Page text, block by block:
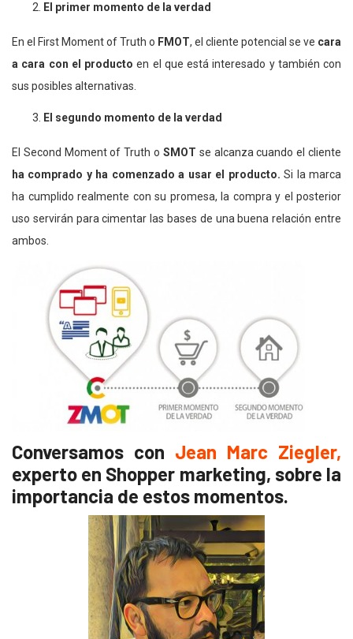
El primer momento de la verdad
En el First Moment of Truth o FMOT, el cliente potencial se ve cara
a cara con el producto en el que está interesado y también con
sus posibles alternativas.
El segundo momento de la verdad
El Second Moment of Truth o SMOT se alcanza cuando el cliente
ha comprado y ha comenzado a usar el producto. Si la marca
ha cumplido realmente con su promesa, la compra y el posterior
uso servirán para cimentar las bases de una buena relación entre
ambos.
Conversamos con Jean Marc Ziegler,
experto en Shopper marketing, sobre la
importancia de estos momentos.